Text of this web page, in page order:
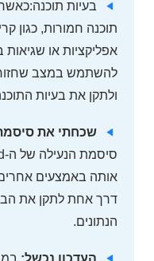
תוכנה חמורות, כגון
אפליקציות או
ולתקן את בעיות
שכחתי את
אותה באמצעים
דרך אחת לתקן את
הנתונים.